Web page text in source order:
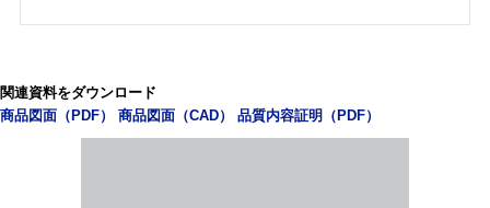
関連資料をダウンロード
商品図面（PDF）
商品図面（CAD） 品質内容証明（PDF）